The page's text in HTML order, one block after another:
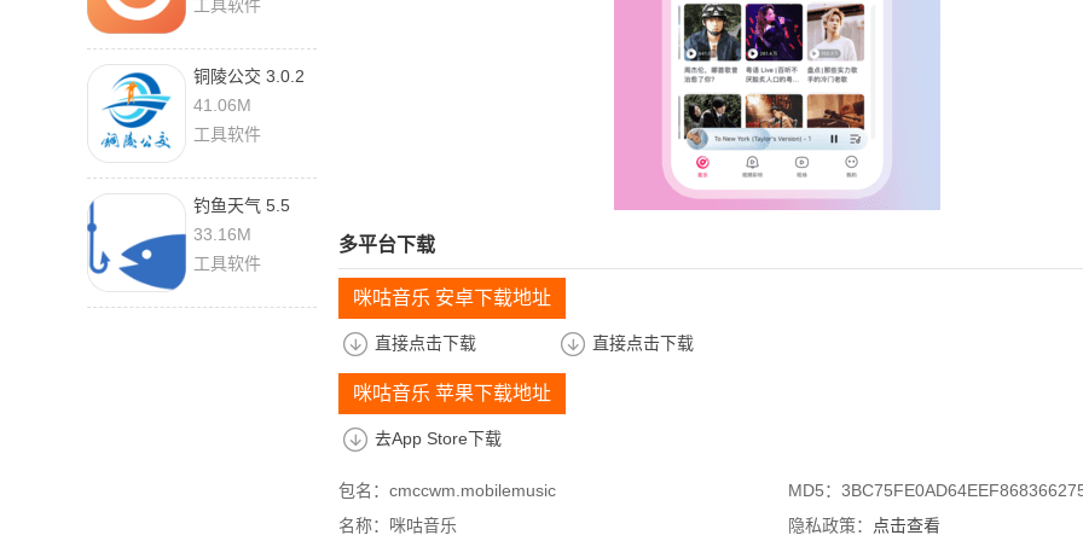
工具软件
铜陵公交 3.0.2
41.06M
工具软件
钓鱼天气 5.5
33.16M
工具软件
多平台下载
咪咕音乐 安卓下载地址
直接点击下载 直接点击下载
咪咕音乐 苹果下载地址
去App Store下载
包名：cmccwm.mobilemusic
MD5：
名称：咪咕音乐
隐私政策： 点击查看